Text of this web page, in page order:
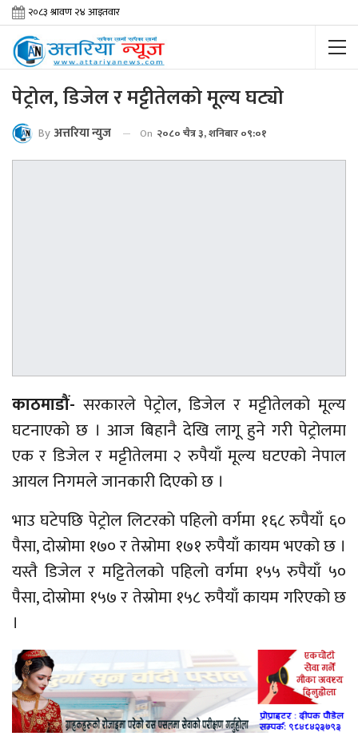
पेट्रोल, डिजेल र मट्टीतेलको मूल्य घट्यो
By अत्तरिया न्युज On २०८० चैत्र ३, शनिबार ०९:०१
काठमाडौं- सरकारले पेट्रोल, डिजेल र मट्टीतेलको मूल्य
घटनाएको छ । आज बिहानै देखि लागू हुने गरी पेट्रोलमा
एक र डिजेल र मट्टीतेलमा २ रुपैयाँ मूल्य घटएको नेपाल
आयल निगमले जानकारी दिएको छ ।
भाउ घटेपछि पेट्रोल लिटरको पहिलो वर्गमा १६८ रुपैयाँ ६०
पैसा, दोस्रोमा १७० र तेस्रोमा १७१ रुपैयाँ कायम भएको छ ।
यस्तै डिजेल र मट्टितेलको पहिलो वर्गमा १५५ रुपैयाँ ५०
पैसा, दोस्रोमा १५७ र तेस्रोमा १५८ रुपैयाँ कायम गरिएको छ
।